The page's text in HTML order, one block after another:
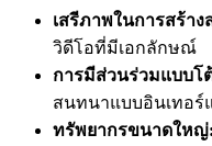
เสรีภาพในการสร้าง
วิดีโอที่มีเอกลักษณ์
การมีส่วนร่วมแบบโ
สนทนาแบบอินเทอ
ทรัพยากรขนาดใหญ่: